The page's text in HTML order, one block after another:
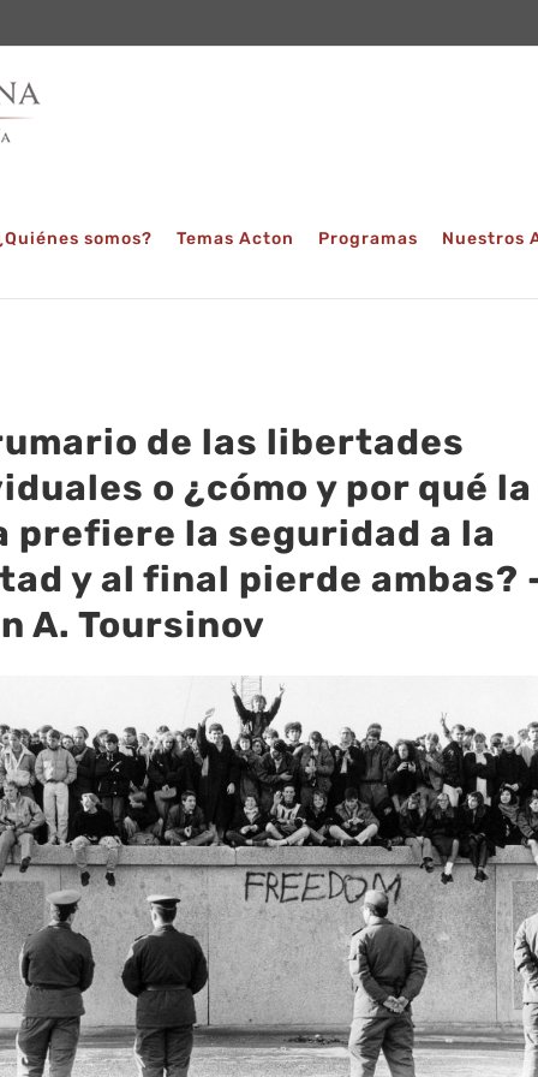
somos? Temas Acton Programas Nuestros
de las libertades
o ¿cómo y por qué la
prefiere la seguridad a la
y al final pierde ambas?
A. Toursinov